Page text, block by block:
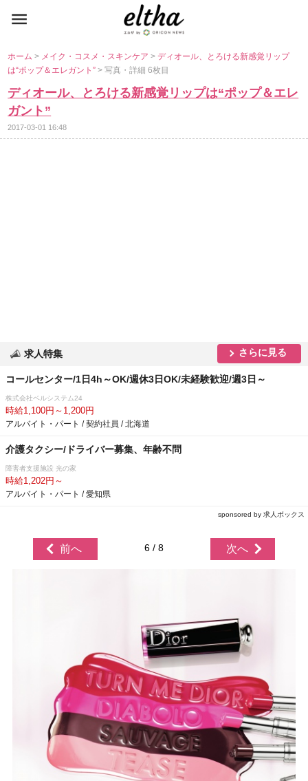
ホーム> メイク・コスメ・スキンケア>ディオール、とろける新感覚リップ
は“ポップ＆エレガント”> 写真・詳細 6枚目
ディオール、とろける新感覚リップは“ポップ＆エレ
ガント”
2017-03-01 16:48
求人特集 さらに見る
コールセンター/1日4h～OK/週休3日OK/未経験歓迎/週3日～
株式会社ベルシステム24
時給1,100円～1,200円
アルバイト・パート / 契約社員 / 北海道
介護タクシー/ドライバー募集、年齢不問
障害者支援施設 光の家
時給1,202円～
アルバイト・パート / 愛知県
sponsored by 求人ボックス
前へ 6 / 8 次へ